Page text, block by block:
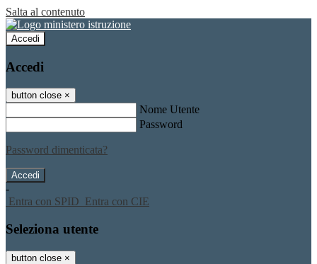
Salta al contenuto
Accedi
Accedi
button close ×
Nome Utente
Password
Password dimenticata?
-
Entra con SPID Entra con CIE
Seleziona utente
button close ×